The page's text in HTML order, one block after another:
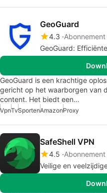
GeoGuard
4.3 Abonnement
GeoGuard:
GeoGuard is een krachtige
gericht op het waarborgen van
content. Het biedt een…
VpnTvSportenAmazonProxy
SafeShell VPN
4.5 Abonnement
Veilige en